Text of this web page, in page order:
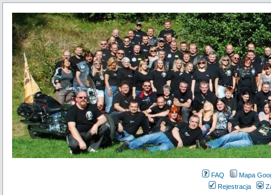
FAQ
Mapa
Rejestracja